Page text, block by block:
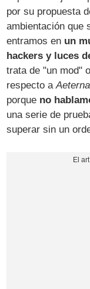
por su propuesta
ambientación que
entramos en un
hackers y luces
trata de "un mod"
respecto a
porque no
una serie de
superar sin un